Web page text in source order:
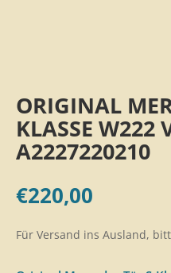
ORIGINAL
KLASSE W222
A2227220210
€220,00
Für Versand ins Ausland,